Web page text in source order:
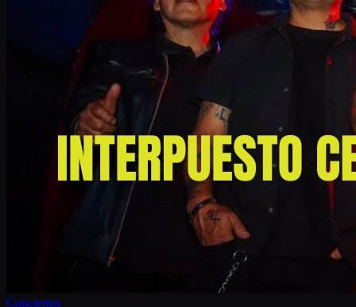
Conciertos